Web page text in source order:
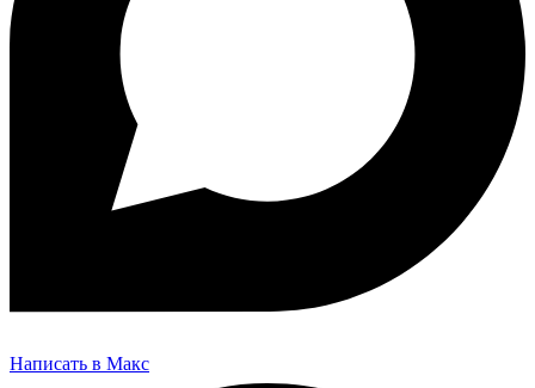
Написать в Макс